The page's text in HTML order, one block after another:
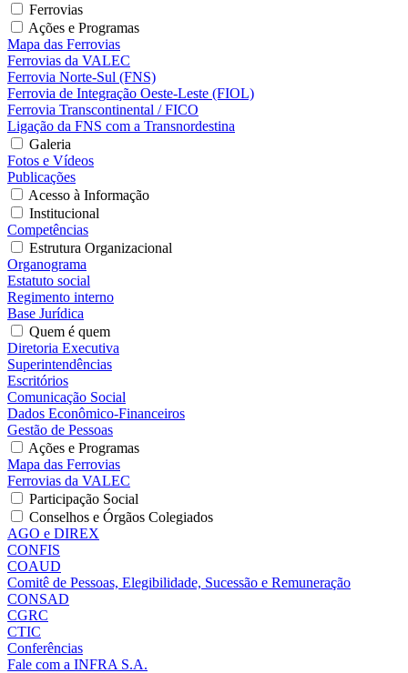
Ferrovias
Ações e Programas
Mapa das Ferrovias
Ferrovias da VALEC
Ferrovia Norte-Sul (FNS)
Ferrovia de Integração Oeste-Leste (FIOL)
Ferrovia Transcontinental / FICO
Ligação da FNS com a Transnordestina
Galeria
Fotos e Vídeos
Publicações
Acesso à Informação
Institucional
Competências
Estrutura Organizacional
Organograma
Estatuto social
Regimento interno
Base Jurídica
Quem é quem
Diretoria Executiva
Superintendências
Escritórios
Comunicação Social
Dados Econômico-Financeiros
Gestão de Pessoas
Ações e Programas
Mapa das Ferrovias
Ferrovias da VALEC
Participação Social
Conselhos e Órgãos Colegiados
AGO e DIREX
CONFIS
COAUD
Comitê de Pessoas, Elegibilidade, Sucessão e Remuneração
CONSAD
CGRC
CTIC
Conferências
Fale com a INFRA S.A.